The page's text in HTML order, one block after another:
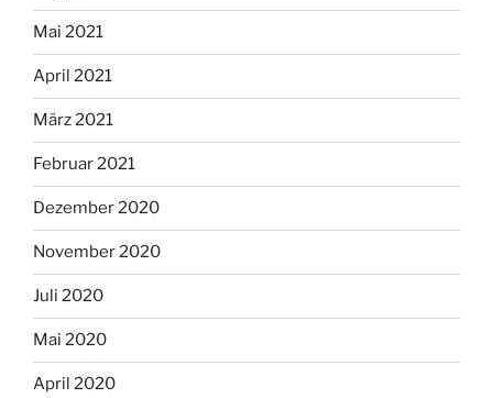
Mai 2021
April 2021
März 2021
Februar 2021
Dezember 2020
November 2020
Juli 2020
Mai 2020
April 2020